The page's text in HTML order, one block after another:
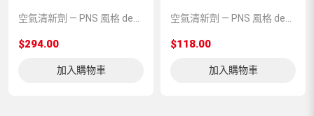
$294.00
加入購物車
$118.00
加入購物車